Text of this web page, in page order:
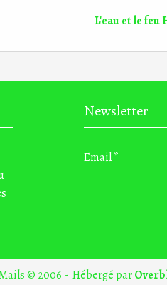
L'eau et le feu
Newsletter
Email
© 2006 - Hébergé par